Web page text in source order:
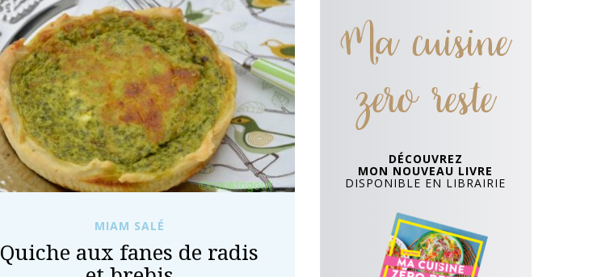
MIAM SALÉ
Quiche aux fanes de radis
Ma cuisine
zero reste
DÉCOUVREZ
MON NOUVEAU LIVRE
DISPONIBLE EN LIBRAIRIE